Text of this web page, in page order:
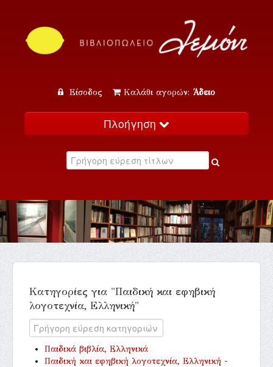
Είσοδος Καλάθι αγορών: Άδειο
Πλοήγηση
Κατάλογος
Εκδηλώσεις
Επικοινωνία
Κατηγορίες για "Παιδική και εφηβική
λογοτεχνία, Ελληνική"
Παιδικά βιβλία, Ελληνικά
Παιδική και εφηβική λογοτεχνία, Ελληνική -